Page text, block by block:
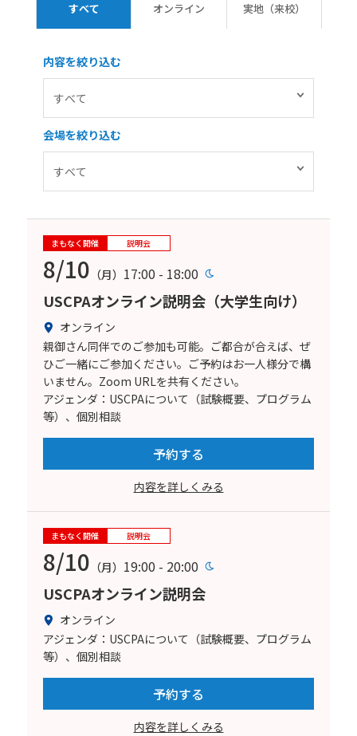
すべて オンライン 実地（来校）
内容を絞り込む
会場を絞り込む
まもなく開催 説明会
8/10 （月） 17:00 - 18:00
USCPAオンライン説明会（大学生向け）
オンライン
親御さん同伴でのご参加も可能。ご都合が合えば、ぜ
ひご一緒にご参加ください。ご予約はお一人様分で構
いません。Zoom URLを共有ください。
アジェンダ：USCPAについて（試験概要、プログラム
等）、個別相談
予約する
内容を詳しくみる
まもなく開催 説明会
8/10 （月） 19:00 - 20:00
USCPAオンライン説明会
オンライン
アジェンダ：USCPAについて（試験概要、プログラム
等）、個別相談
予約する
内容を詳しくみる